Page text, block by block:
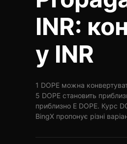
INR:
у INR
1 DOPE можна
5 DOPE становить
приблизно E DOPE. Курс
BingX пропонує різні